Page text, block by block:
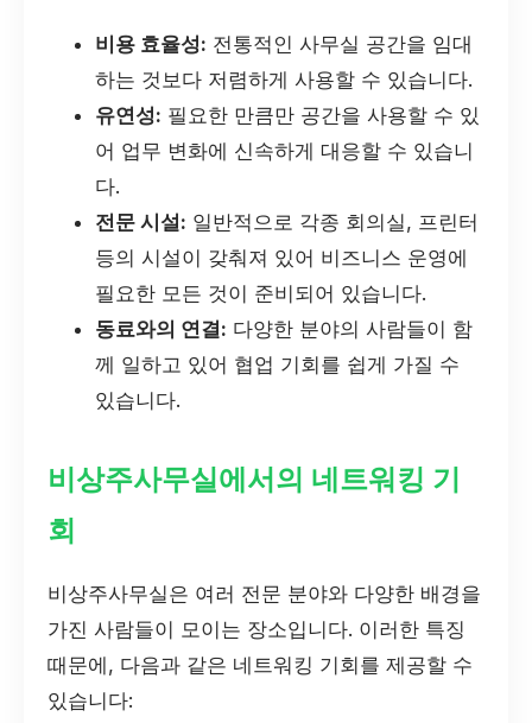
비용 효율성: 전통적인 사무실 공간을 임대
하는 것보다 저렴하게 사용할 수 있습니다.
유연성: 필요한 만큼만 공간을 사용할 수 있
어 업무 변화에 신속하게 대응할 수 있습니
다.
전문 시설: 일반적으로 각종 회의실, 프린터
등의 시설이 갖춰져 있어 비즈니스 운영에
필요한 모든 것이 준비되어 있습니다.
동료와의 연결: 다양한 분야의 사람들이 함
께 일하고 있어 협업 기회를 쉽게 가질 수
있습니다.
비상주사무실에서의 네트워킹 기
회
비상주사무실은 여러 전문 분야와 다양한 배경을
가진 사람들이 모이는 장소입니다. 이러한 특징
때문에, 다음과 같은 네트워킹 기회를 제공할 수
있습니다: